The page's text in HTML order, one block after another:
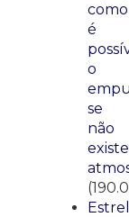
como
é
o
se
não
existe